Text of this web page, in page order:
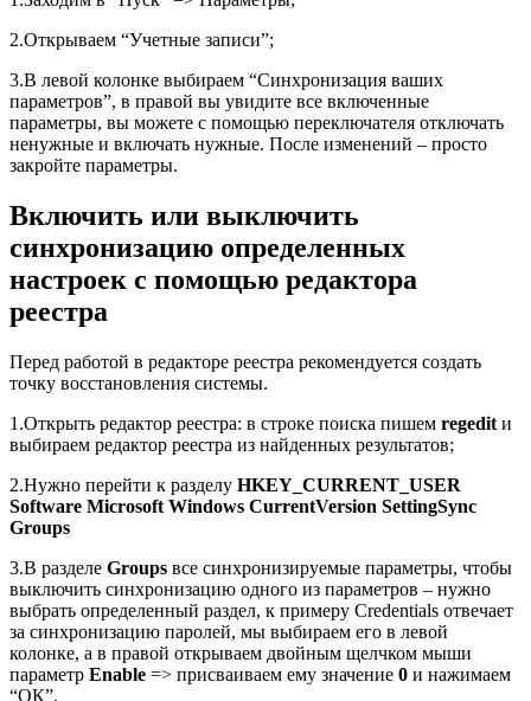
2.Открываем “Учетные записи”;
3.В левой колонке выбираем “Синхронизация ваших
параметров”, в правой вы увидите все включенные
параметры, вы можете с помощью переключателя отключать
ненужные и включать нужные. После изменений – просто
закройте параметры.
Включить или выключить
синхронизацию определенных
настроек с помощью редактора
реестра
Перед работой в редакторе реестра рекомендуется создать
точку восстановления системы.
1.Открыть редактор реестра: в строке поиска пишем regedit и
выбираем редактор реестра из найденных результатов;
2.Нужно перейти к разделу HKEY_CURRENT_USER
Software Microsoft Windows CurrentVersion SettingSync
Groups
3.В разделе Groups все синхронизируемые параметры, чтобы
выключить синхронизацию одного из параметров – нужно
выбрать определенный раздел, к примеру Credentials отвечает
за синхронизацию паролей, мы выбираем его в левой
колонке, а в правой открываем двойным щелчком мыши
параметр Enable => присваиваем ему значение 0 и нажимаем
“ОК”.